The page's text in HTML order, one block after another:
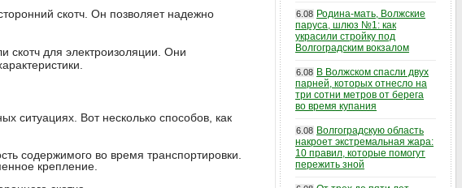
скотч. Он позволяет надежно
скотч для электроизоляции. Они
ситуациях. Вот несколько способов, как
содержимого во время транспортировки.
крепление.
6.08 Родина-мать, Волжские
паруса, шлюз №1: как
украсили стройку под
Волгоградским вокзалом
6.08 В Волжском спасли двух
парней, которых отнесло на
три сотни метров от берега
во время купания
6.08 Волгоградскую область
накроет экстремальная жара:
10 правил, которые помогут
пережить зной